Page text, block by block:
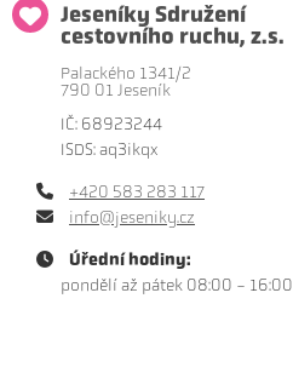
Jeseníky Sdružení
cestovního ruchu, z.s.
Palackého 1341/2
790 01 Jeseník
IČ: 68923244
ISDS: aq3ikqx
+420 583 283 117
info@jeseniky.cz
Úřední hodiny:
pondělí až pátek 08:00 - 16:00